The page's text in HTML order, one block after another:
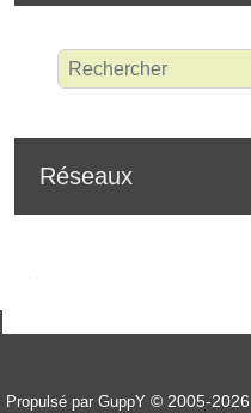
Réseaux
Propulsé par GuppY © 2005-2026